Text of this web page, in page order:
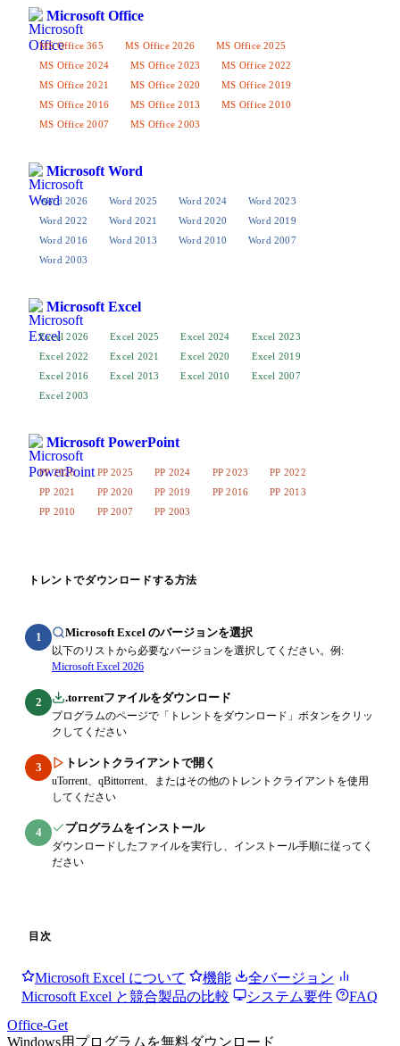
Microsoft Office
MS Office 365 MS Office 2026
MS Office 2025
MS Office 2024
MS Office 2023
MS Office 2022
MS Office 2021
MS Office 2020
MS Office 2019
MS Office 2016
MS Office 2013
MS Office 2010
MS Office 2007
MS Office 2003
Microsoft Word
Word 2026 Word 2025 Word 2024
Word 2023
Word 2022
Word 2021 Word 2020
Word 2019
Word 2016
Word 2013 Word 2010
Word 2007
Word 2003
Microsoft Excel
Excel 2026 Excel 2025 Excel 2024
Excel 2023
Excel 2022
Excel 2021 Excel 2020
Excel 2019
Excel 2016
Excel 2013 Excel 2010
Excel 2007
Excel 2003
Microsoft PowerPoint
PP 2026 PP 2025 PP 2024 PP 2023
PP 2022
PP 2021
PP 2020 PP 2019 PP 2016
PP 2013
PP 2010
PP 2007 PP 2003
トレントでダウンロードする方法
1 Microsoft Excel のバージョンを選択
以下のリストから必要なバージョンを選択してください。例:
Microsoft Excel 2026
2 .torrentファイルをダウンロード
プログラムのページで「トレントをダウンロード」ボタンをクリッ
クしてください
3 トレントクライアントで開く
uTorrent、qBittorrent、またはその他のトレントクライアントを使用
してください
4 プログラムをインストール
ダウンロードしたファイルを実行し、インストール手順に従ってく
ださい
目次
Microsoft Excel について 機能
全バージョン
Microsoft Excel と競合製品の比較
システム要件
FAQ
Office-Get
Windows用プログラムを無料ダウンロード